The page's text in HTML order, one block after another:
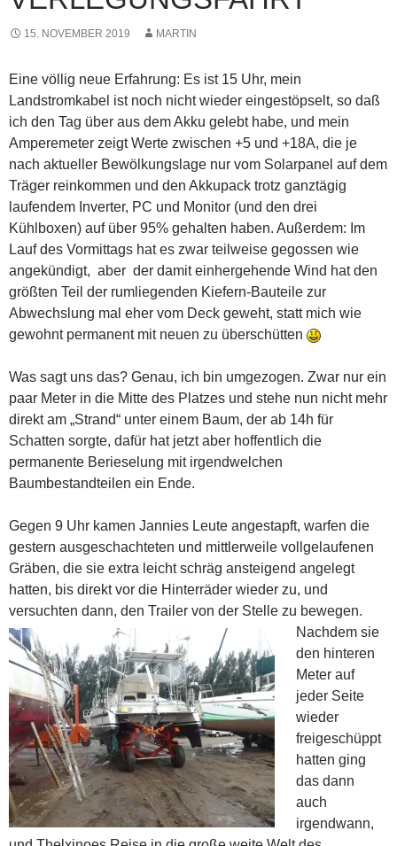
15. NOVEMBER 2019 MARTIN
Eine völlig neue Erfahrung: Es ist 15 Uhr, mein
Landstromkabel ist noch nicht wieder eingestöpselt, so daß
ich den Tag über aus dem Akku gelebt habe, und mein
Amperemeter zeigt Werte zwischen +5 und +18A, die je
nach aktueller Bewölkungslage nur vom Solarpanel auf dem
Träger reinkommen und den Akkupack trotz ganztägig
laufendem Inverter, PC und Monitor (und den drei
Kühlboxen) auf über 95% gehalten haben. Außerdem: Im
Lauf des Vormittags hat es zwar teilweise gegossen wie
angekündigt, aber der damit einhergehende Wind hat den
größten Teil der rumliegenden Kiefern-Bauteile zur
Abwechslung mal eher vom Deck geweht, statt mich wie
gewohnt permanent mit neuen zu überschütten
Was sagt uns das? Genau, ich bin umgezogen. Zwar nur ein
paar Meter in die Mitte des Platzes und stehe nun nicht mehr
direkt am „Strand“ unter einem Baum, der ab 14h für
Schatten sorgte, dafür hat jetzt aber hoffentlich die
permanente Berieselung mit irgendwelchen
Baumbestandteilen ein Ende.
Gegen 9 Uhr kamen Jannies Leute angestapft, warfen die
gestern ausgeschachteten und mittlerweile vollgelaufenen
Gräben, die sie extra leicht schräg ansteigend angelegt
hatten, bis direkt vor die Hinterräder wieder zu, und
versuchten dann, den Trailer von der Stelle zu bewegen.
Nachdem sie
den hinteren
Meter auf
jeder Seite
wieder
freigeschüppt
hatten ging
das dann
auch
irgendwann,